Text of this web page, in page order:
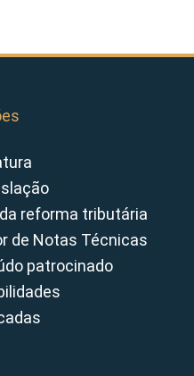
reforma tributária
de Notas Técnicas
patrocinado